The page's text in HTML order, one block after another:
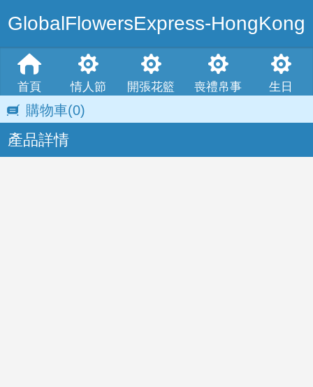
GlobalFlowersExpress-HongKong
首頁 情人節 開張花籃 喪禮帛事 生日
購物車(0)
產品詳情